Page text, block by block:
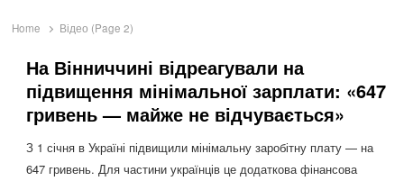
Home Відео (Page 2)
На Вінниччині відреагували на
підвищення мінімальної зарплати: «647
гривень — майже не відчувається»
З 1 січня в Україні підвищили мінімальну заробітну плату — на
647 гривень. Для частини українців це додаткова фінансова